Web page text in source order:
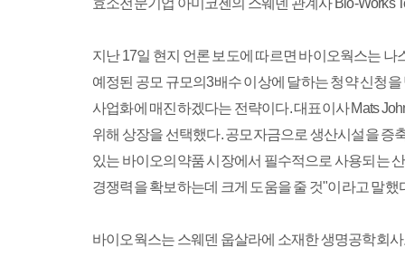
효소전문기업 아미코젠의 스웨덴 관계사 Bio-Works
지난 17일 현지 언론 보도에 따르면 바이오웍스는
예정된 공모 규모의3배수 이상에 달하는 청약 신청
사업화에 매진하겠다는 전략이다. 대표이사 Mats
위해 상장을 선택했다. 공모자금으로 생산시설을 증
있는 바이오의약품 시장에서 필수적으로 사용되는
경쟁력을 확보하는데 크게 도움을 줄 것"이라고 말했
바이오웍스는 스웨덴 웁살라에 소재한 생명공학회